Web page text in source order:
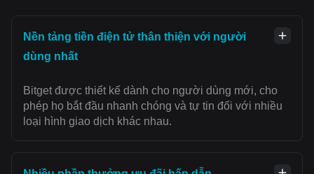
Nền tảng tiền điện tử thân thiện với người
dùng nhất
Bitget được thiết kế dành cho người dùng mới, cho
phép họ bắt đầu nhanh chóng và tự tin đối với nhiều
loại hình giao dịch khác nhau.